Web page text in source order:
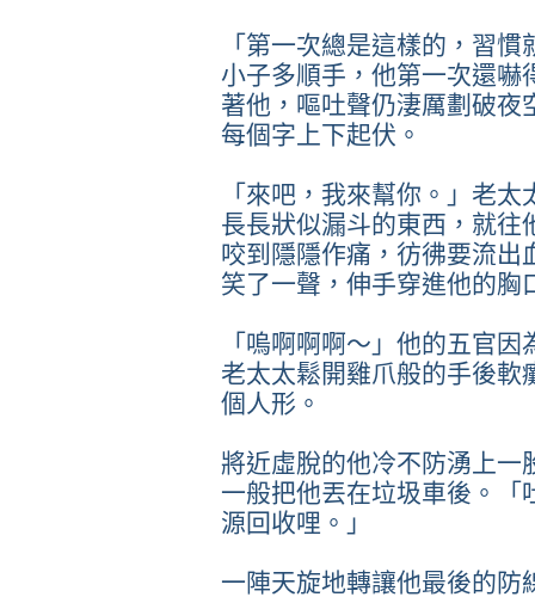
「第一次總是這樣的，習
小子多順手，他第一次還嚇
著他，嘔吐聲仍淒厲劃破夜
每個字上下起伏。
「來吧，我來幫你。」老
長長狀似漏斗的東西，就往
咬到隱隱作痛，彷彿要流出
笑了一聲，伸手穿進他的胸
「嗚啊啊啊～」他的五官
老太太鬆開雞爪般的手後軟
個人形。
將近虛脫的他冷不防湧上一
一般把他丟在垃圾車後。「
源回收哩。」
一陣天旋地轉讓他最後的防